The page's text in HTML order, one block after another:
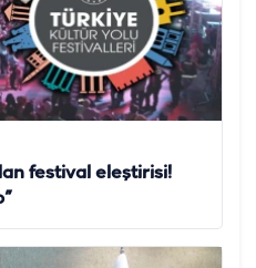
festival eleştirisi!